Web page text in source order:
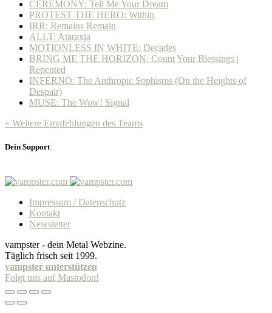
CEREMONY: Tell Me Your Dream
PROTEST THE HERO: Within
IRR: Remains Remain
ALLT: Ataraxia
MOTIONLESS IN WHITE: Decades
BRING ME THE HORIZON: Count Your Blessings |
Repented
INFERNO: The Anthropic Sophisms (On the Heights of
Despair)
MUSE: The Wow! Signal
» Weitere Empfehlungen des Teams
Dein Support
Impressum / Datenschutz
Kontakt
Newsletter
vampster - dein Metal Webzine.
Täglich frisch seit 1999.
vampster unterstützen
Folgt uns auf Mastodon!